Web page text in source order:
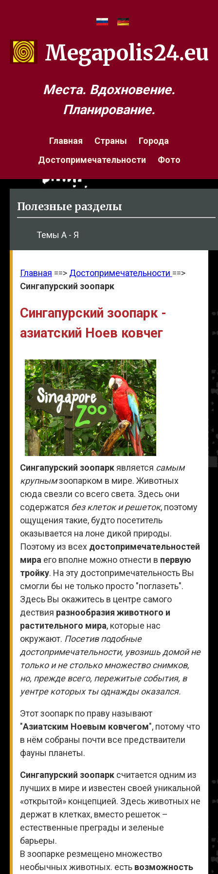
Megapolis24.eu
Места. Вдохновение.
Планирование.
Главная Страны
Города
Достопримечательности
Фото
Полезные разделы
Темы А - Я
Главная ==> Достопримечательности ==>
Сингапурский зоопарк
Сингапурский зоопарк -
азиатский Ноев ковчег
Сингапурский зоопарк является самым
крупнымзоопарком в мире. Животных
сюда свезли со всего света. Здесь они
содержатся без клеток и решеток, поэтому
ощущения такие, будто посетитель
оказывается на лоне дикой природы.
Поэтому из всех достопримечательностей
мира его вполне можно отнести в первую
тройку. На эту достопримечательность Вы
смогли бы не только просто "поглазеть".
Здесь Вы окажитесь в центре самого
дествия разнообразия животного и
растительного мира, которые нас
окружают. Посетив подобные
достопримечательности, увозишь домой не
только и не столько множество снимков,
но, прежде всего, пережитые события, в
уентре которых ты однажды оказался.
Этот зоопарк по праву называют
"Азиатским Ноевым ковчегом", потому что
в нём собраны почти все предстваители
фауны планеты.
Сингапурский зоопарк считается одним из
лучших в мире и известен своей уникальной
«открытой» концепцией. Здесь животных не
держат в клетках, вместо решеток –
естественные преграды и зеленые
барьеры.
В зоопарке резмещено множество
необычных животных. есть возможность